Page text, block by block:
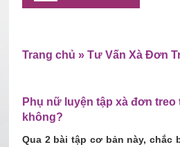
Phụ nữ luyện tập xà đơn
không?
Qua 2 bài tập cơ bản này, chắc
Trang chủ » Tư Vấn Xà Đơn